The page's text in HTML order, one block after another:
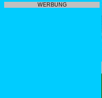
WERBUNG